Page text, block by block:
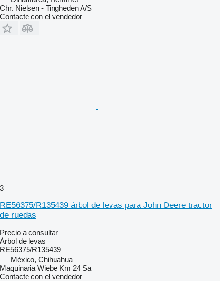
Chr. Nielsen - Tingheden A/S
Contacte con el vendedor
3
RE56375/R135439 árbol de levas para John Deere tractor
de ruedas
Precio a consultar
Árbol de levas
RE56375/R135439
México, Chihuahua
Maquinaria Wiebe Km 24 Sa
Contacte con el vendedor